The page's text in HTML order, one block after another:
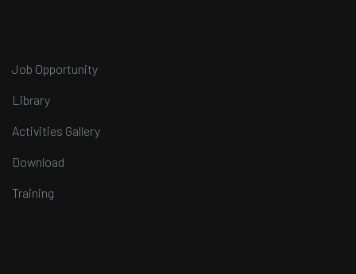
Job Opportunity
Library
Activities Gallery
Download
Training